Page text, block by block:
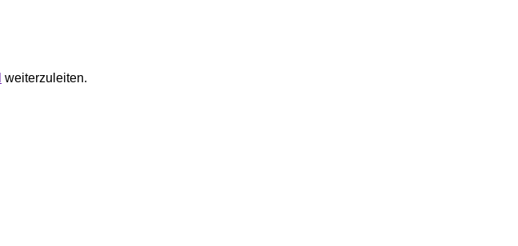
weiterzuleiten.